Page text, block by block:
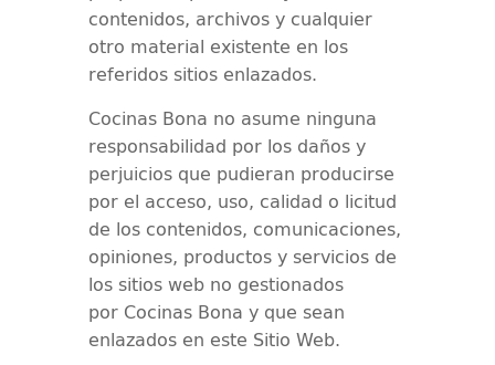
contenidos, archivos y cualquier
otro material existente en los
referidos sitios enlazados.
Cocinas Bona no asume ninguna
responsabilidad por los daños y
perjuicios que pudieran producirse
por el acceso, uso, calidad o licitud
de los contenidos, comunicaciones,
opiniones, productos y servicios de
los sitios web no gestionados
por Cocinas Bona y que sean
enlazados en este Sitio Web.